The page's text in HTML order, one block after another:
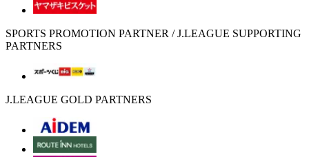
SPORTS PROMOTION PARTNER / J.LEAGUE SUPPORTING
PARTNERS
J.LEAGUE GOLD PARTNERS